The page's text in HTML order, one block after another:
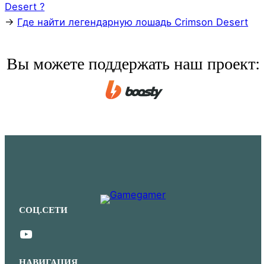
Desert ?
→ Где найти легендарную лошадь Crimson Desert
Вы можете поддержать наш проект:
СОЦ.СЕТИ
YouTube
НАВИГАЦИЯ